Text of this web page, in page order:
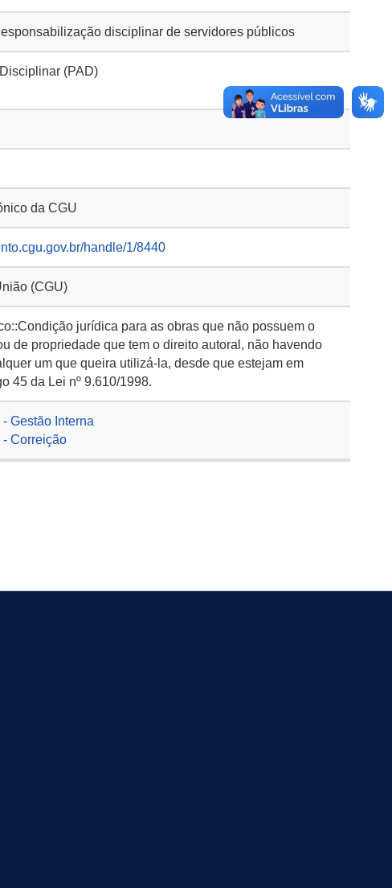
disciplinar de servidores públicos
(PAD)
da CGU
handle/1/8440
(CGU)
jurídica para as obras que não possuem o
de propriedade que tem o direito autoral, não havendo
um que queira utilizá-la, desde que estejam em
45 da Lei nº 9.610/1998.
Gestão Interna
- Correição